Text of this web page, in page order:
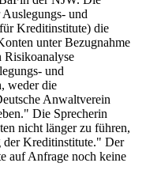
und
Kreditinstitute) die
unter Bezugnahme
Risikoanalyse
und
weder die
Anwaltverein
Die Sprecherin
nicht länger zu führen,
der Kreditinstitute." Der
auf Anfrage noch keine